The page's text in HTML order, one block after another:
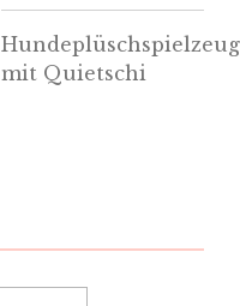
Hundeplüschspielzeug
mit Quietschi